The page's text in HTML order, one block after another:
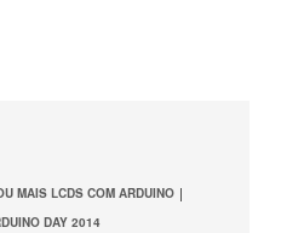
MAIS LCDS COM ARDUINO |
DAY 2014